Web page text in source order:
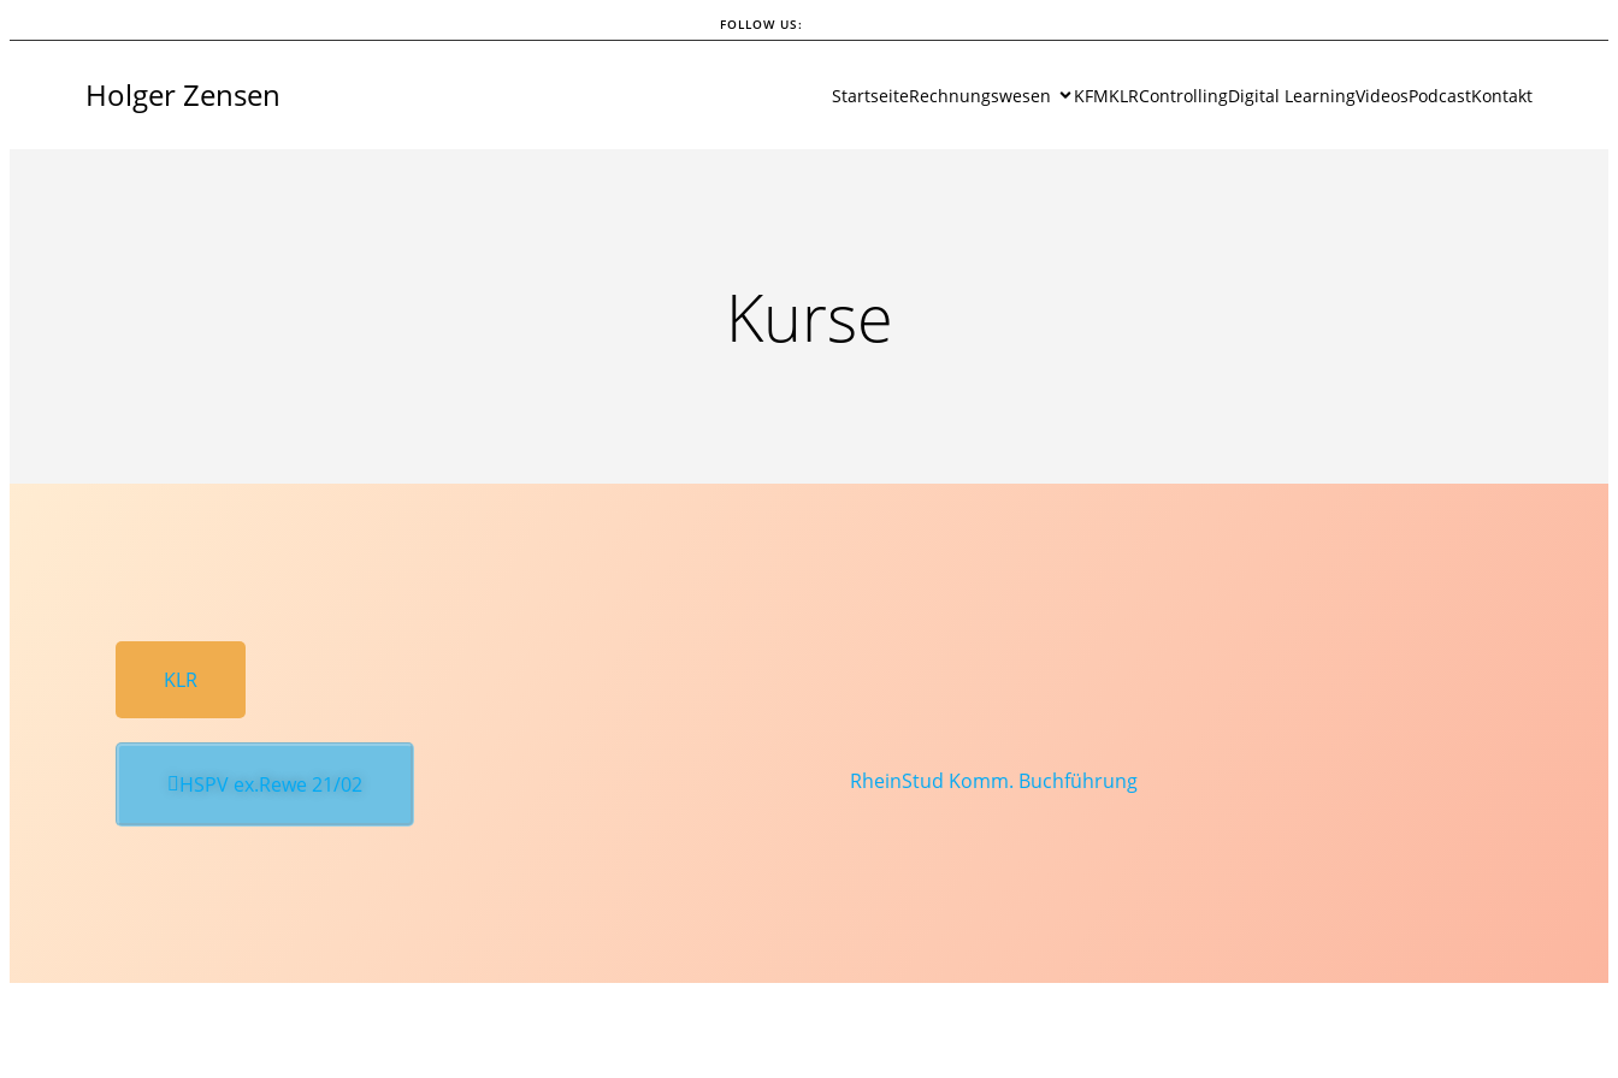
FOLLOW US:
Holger Zensen StartseiteRechnungswesen KFMKLRControllingDigital LearningVideosPodcastKontakt
Kurse
KLR
HSPV ex.Rewe 21/02 RheinStud Komm. Buchführung